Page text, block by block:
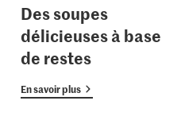
Des soupes
délicieuses à base
de restes
En savoir plus